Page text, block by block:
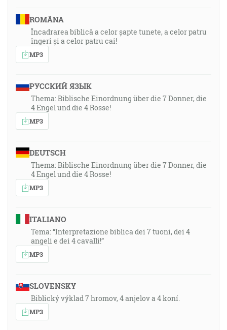
ROMÂNA
Încadrarea biblică a celor șapte tunete, a celor patru
îngeri și a celor patru cai!
MP3
РУССКИЙ ЯЗЫК
Thema: Biblische Einordnung über die 7 Donner, die
4 Engel und die 4 Rosse!
MP3
DEUTSCH
Thema: Biblische Einordnung über die 7 Donner, die
4 Engel und die 4 Rosse!
MP3
ITALIANO
Tema: “Interpretazione biblica dei 7 tuoni, dei 4
angeli e dei 4 cavalli!”
MP3
SLOVENSKY
Biblický výklad 7 hromov, 4 anjelov a 4 koní.
MP3